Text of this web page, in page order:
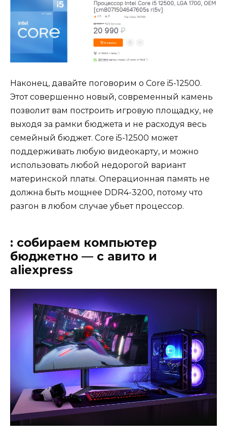
Наконец, давайте поговорим о Core i5-12500.
Этот совершенно новый, современный камень
позволит вам построить игровую площадку, не
выходя за рамки бюджета и не расходуя весь
семейный бюджет. Core i5-12500 может
поддерживать любую видеокарту, и можно
использовать любой недорогой вариант
материнской платы. Операционная память не
должна быть мощнее DDR4-3200, потому что
разгон в любом случае убьет процессор.
: собираем компьютер
бюджетно — с авито и
aliexpress